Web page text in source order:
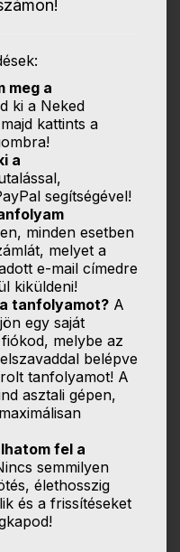
meg a
ki a Neked
kattints a
a
segítségével!
minden esetben
melyet a
e-mail címedre
kiküldeni!
tanfolyamot? A
egy saját
melybe az
belépve
tanfolyamot! A
asztali gépen,
fel a
semmilyen
élethosszig
és a frissítéseket